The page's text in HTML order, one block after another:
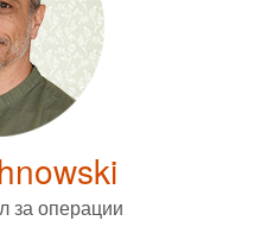
за операции